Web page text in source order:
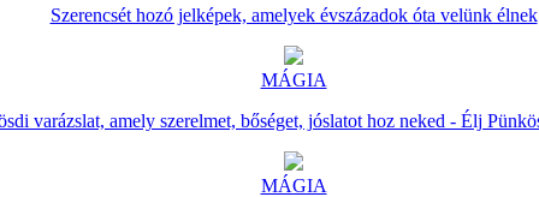
Szerencsét hozó jelképek, amelyek évszázadok óta velünk élnek
MÁGIA
varázslat, amely szerelmet, bőséget, jóslatot hoz neked - Élj
MÁGIA